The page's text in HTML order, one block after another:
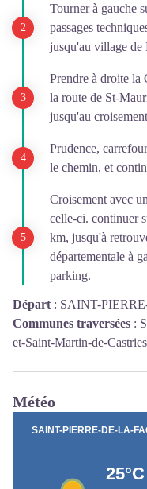
Tourner à gauche
passages
jusqu'au village de
Prendre à droite la
la route de St-
jusqu'au
Prudence,
le chemin, et
Croisement avec
celle-ci. continuer
km, jusqu'à
départementale à
parking.
Départ : SAINT-
Communes traversées :
et-Saint-Martin-de-
Météo